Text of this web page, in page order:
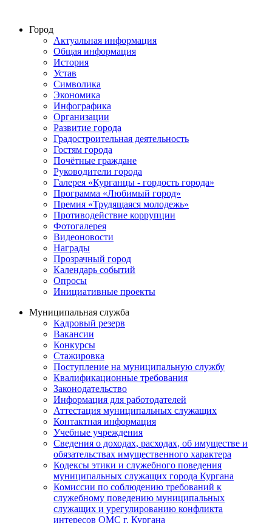
Город
Актуальная информация
Общая информация
История
Устав
Символика
Экономика
Инфографика
Организации
Развитие города
Градостроительная деятельность
Гостям города
Почётные граждане
Руководители города
Галерея «Курганцы - гордость города»
Программа «Любимый город»
Премия «Трудящаяся молодежь»
Противодействие коррупции
Фотогалерея
Видеоновости
Награды
Прозрачный город
Календарь событий
Опросы
Инициативные проекты
Муниципальная служба
Кадровый резерв
Вакансии
Конкурсы
Стажировка
Поступление на муниципальную службу
Квалификационные требования
Законодательство
Информация для работодателей
Аттестация муниципальных служащих
Контактная информация
Учебные учреждения
Сведения о доходах, расходах, об имуществе и
обязательствах имущественного характера
Кодексы этики и служебного поведения
муниципальных служащих города Кургана
Комиссии по соблюдению требований к
служебному поведению муниципальных
служащих и урегулированию конфликта
интересов ОМС г. Кургана